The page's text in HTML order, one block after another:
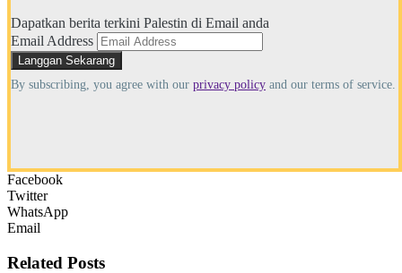
Dapatkan berita terkini Palestin di Email anda
Email Address
By subscribing, you agree with our privacy policy and our terms of service.
Facebook
Twitter
WhatsApp
Email
Related Posts